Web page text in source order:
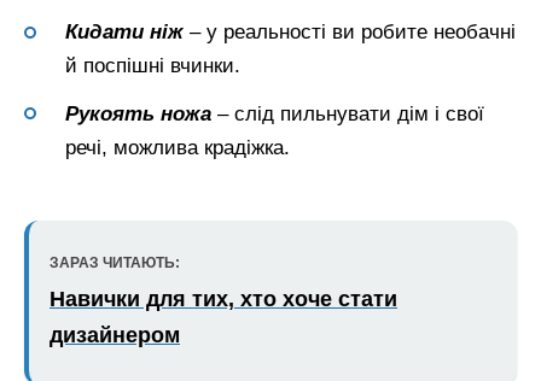
Кидати ніж – у реальності ви робите необачні
й поспішні вчинки.
Рукоять ножа – слід пильнувати дім і свої
речі, можлива крадіжка.
ЗАРАЗ ЧИТАЮТЬ:
Навички для тих, хто хоче стати
дизайнером